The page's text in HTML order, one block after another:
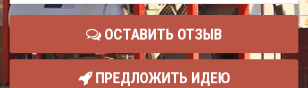
ОСТАВИТЬ ОТЗЫВ
ПРЕДЛОЖИТЬ ИДЕЮ